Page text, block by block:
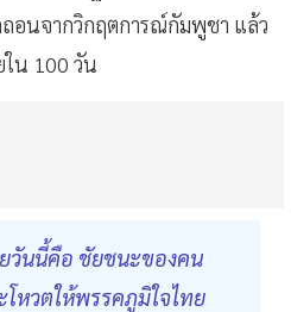
อนจากวิกฤตการณ์กัมพูชา แล้ว
น 100 วัน
วันนี้คือ ชัยชนะของคน
หวตให้พรรคภูมิใจไทย